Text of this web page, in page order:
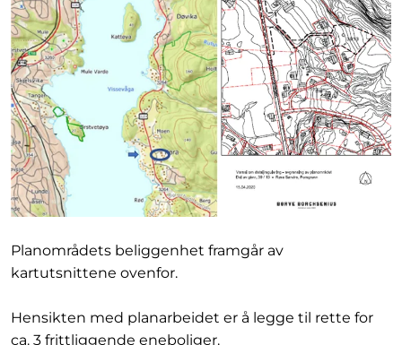
Planområdets beliggenhet framgår av
kartutsnittene ovenfor.
Hensikten med planarbeidet er å legge til rette for
ca. 3 frittliggende eneboliger.